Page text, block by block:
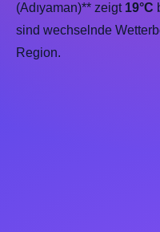
(Adıyaman)** zeigt 19°C
sind wechselnde
Region.